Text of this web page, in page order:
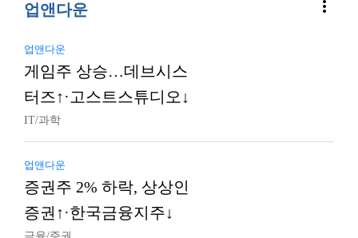
업앤다운 more_vert
업앤다운
게임주 상승…데브시스
터즈↑·고스트스튜디오↓
IT/과학
업앤다운
증권주 2% 하락, 상상인
증권↑·한국금융지주↓